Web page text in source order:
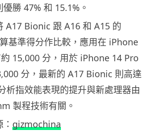
勝 47% 和 15.1%。
A17 Bionic 跟 A16 和 A15 的
基準得分作比較，應用在 iPhone
15,000 分，用於 iPhone 14 Pro
分，最新的 A17 Bionic 則高達
析指效能表現的提升與新處理器由
製程技術有關。
gizmochina